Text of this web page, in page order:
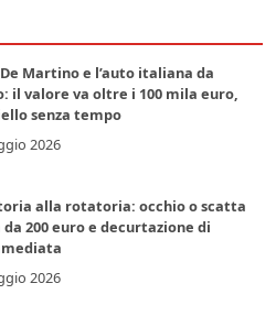
Martino e l’auto italiana da
il valore va oltre i 100 mila euro,
senza tempo
2026
alla rotatoria: occhio o scatta
200 euro e decurtazione di
2026